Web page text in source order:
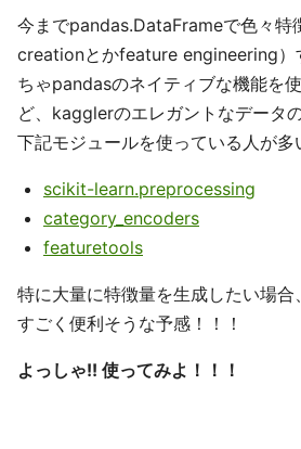
今までpandas.DataFrameで色々特
creationとかfeature engineering）
ちゃpandasのネイティブな機能を
ど、kagglerのエレガントなデータ
下記モジュールを使っている人が多
scikit-learn.preprocessing
category_encoders
featuretools
特に大量に特徴量を生成したい場
すごく便利そうな予感！！！
よっしゃ!! 使ってみよ！！！